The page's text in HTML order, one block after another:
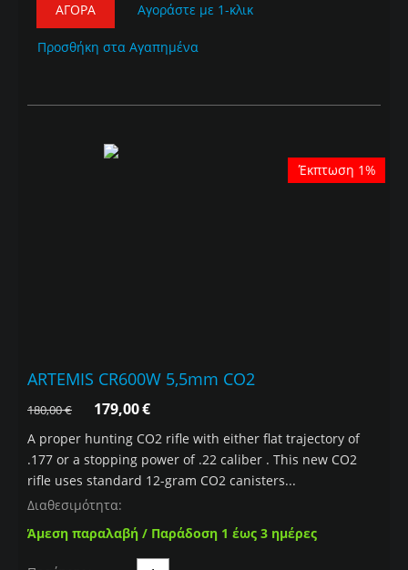
ΑΓΟΡΆ Αγοράστε με 1-κλικ
Προσθήκη στα Αγαπημένα
Έκπτωση 1%
ARTEMIS CR600W 5,5mm CO2
180,00€ 179,00€
A proper hunting CO2 rifle with either flat trajectory of
.177 or a stopping power of .22 caliber . This new CO2
rifle uses standard 12-gram CO2 canisters...
Διαθεσιμότητα:
Άμεση παραλαβή / Παράδοση 1 έως 3 ημέρες